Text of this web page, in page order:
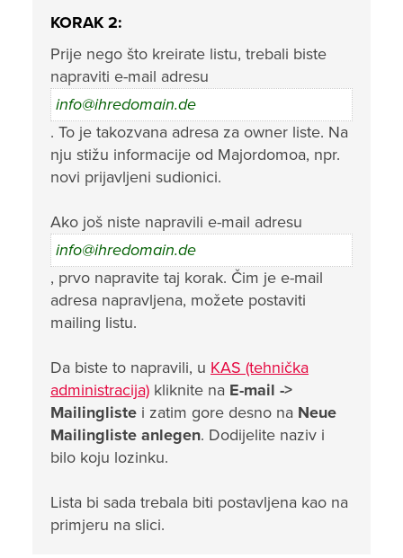
KORAK 2:
Prije nego što kreirate listu, trebali biste
napraviti e-mail adresu
info@ihredomain.de
. To je takozvana adresa za owner liste. Na
nju stižu informacije od Majordomoa, npr.
novi prijavljeni sudionici.
Ako još niste napravili e-mail adresu
info@ihredomain.de
, prvo napravite taj korak. Čim je e-mail
adresa napravljena, možete postaviti
mailing listu.
Da biste to napravili, u KAS (tehnička
administracija) kliknite na E-mail ->
Mailingliste i zatim gore desno na Neue
Mailingliste anlegen. Dodijelite naziv i
bilo koju lozinku.
Lista bi sada trebala biti postavljena kao na
primjeru na slici.